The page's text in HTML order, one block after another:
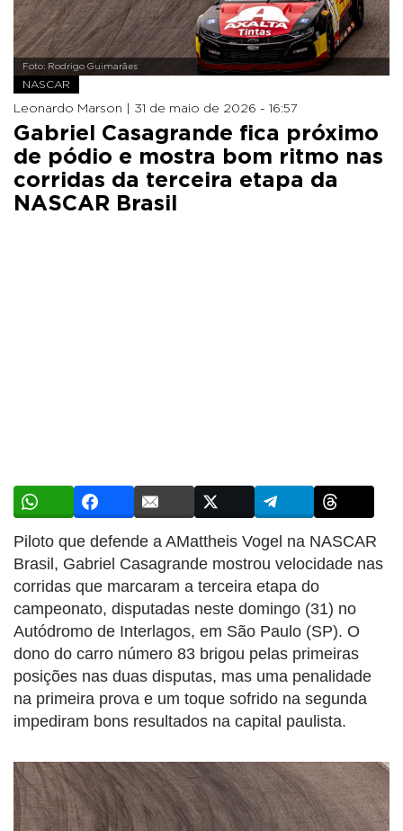
Foto: Rodrigo Guimarães
NASCAR
Leonardo Marson | 31 de maio de 2026 - 16:57
Gabriel Casagrande fica próximo
de pódio e mostra bom ritmo nas
corridas da terceira etapa da
NASCAR Brasil
Piloto que defende a AMattheis Vogel na NASCAR
Brasil, Gabriel Casagrande mostrou velocidade nas
corridas que marcaram a terceira etapa do
campeonato, disputadas neste domingo (31) no
Autódromo de Interlagos, em São Paulo (SP). O
dono do carro número 83 brigou pelas primeiras
posições nas duas disputas, mas uma penalidade
na primeira prova e um toque sofrido na segunda
impediram bons resultados na capital paulista.